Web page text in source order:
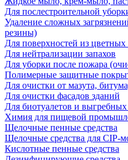
Для послестроительной
Удаление сложных
резины)
Для поверхностей из
Для нейтрализации запахов
Для уборки после пожара
Полимерные защитные
Для очистки от мазута,
Для очистки фасадов зданий
Для биотуалетов и
Химия для пищевой
Щелочные пенные средства
Щелочные средства для CIP-
Кислотные пенные средства